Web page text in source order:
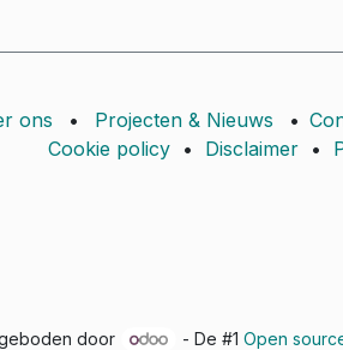
ons • Projecten & Nieuws •
Cookie policy • Disclaimer •
door - De #1 Open